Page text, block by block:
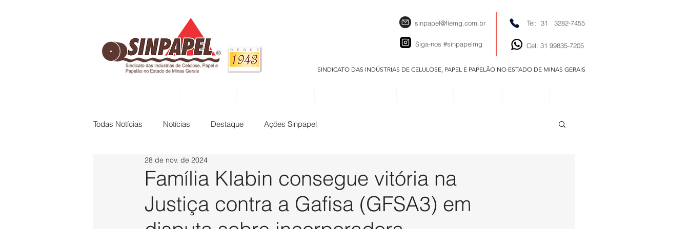
sinpapel@fiemg.com.br
Siga-nos #sinpapelmg
Tel: 31 3282-7455
Cel: 31 99835-7205
SINDICATO DAS INDÚSTRIAS DE CELULOSE, PAPEL E PAPELÃO NO ESTADO DE MINAS GERAIS
Todas Notícias Notícias Destaque Ações Sinpapel
Família Klabin consegue vitória na
Justiça contra a Gafisa (GFSA3) em
28 de nov. de 2024